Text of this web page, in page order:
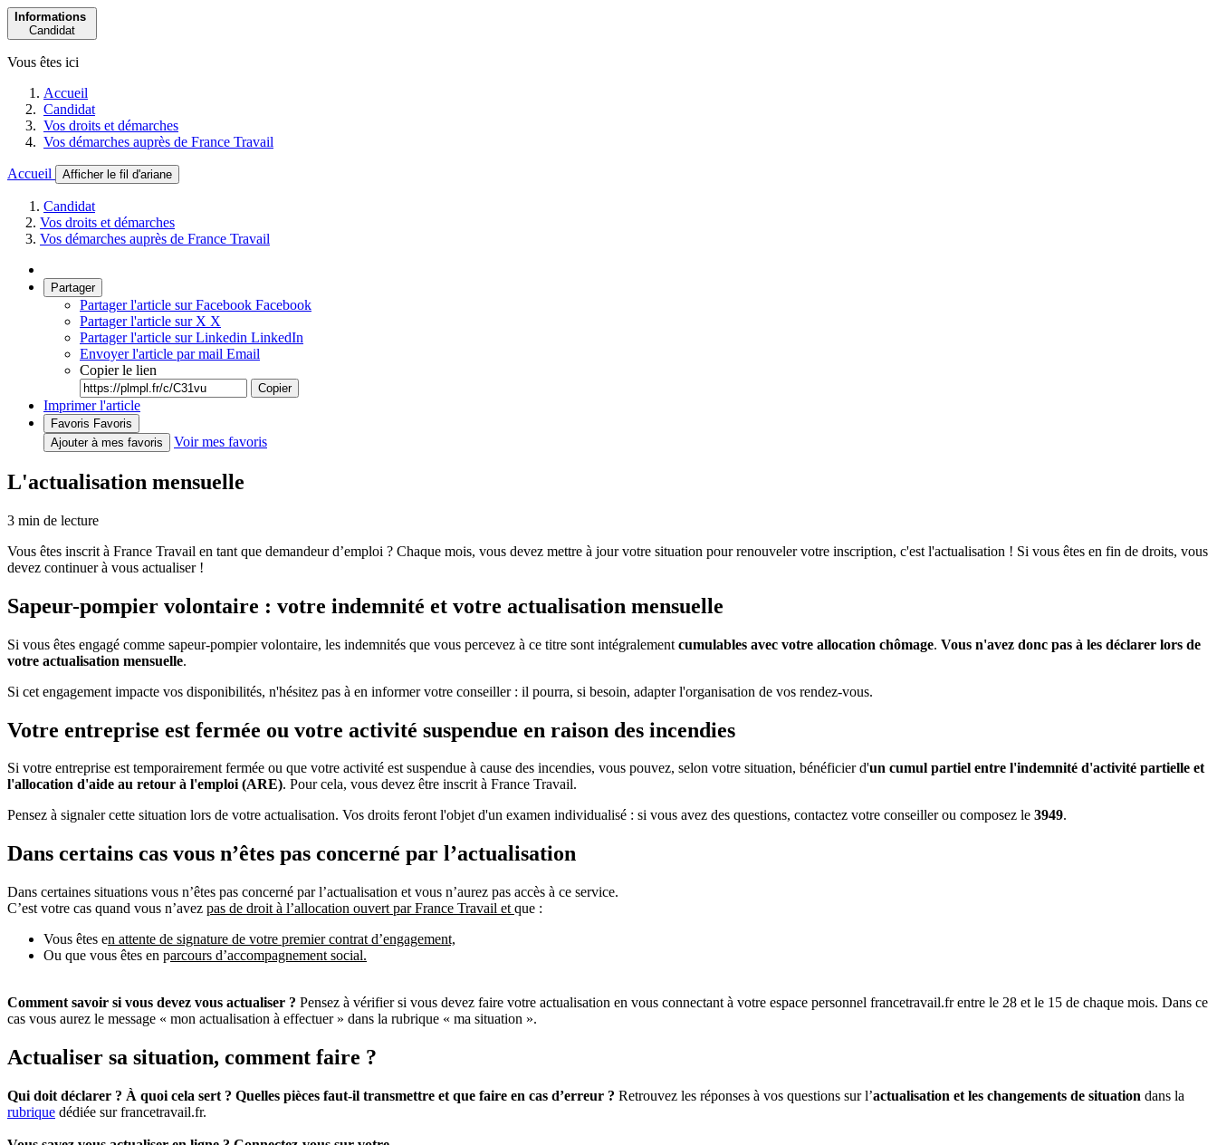
Informations
Candidat
Vous êtes ici
Accueil
Candidat
Vos droits et démarches
Vos démarches auprès de France Travail
Accueil Afficher le fil d'ariane
Candidat
Vos droits et démarches
Vos démarches auprès de France Travail
Partager
Partager l'article sur Facebook Facebook
Partager l'article sur X X
Partager l'article sur Linkedin LinkedIn
Envoyer l'article par mail Email
Copier le lien
Copier
Imprimer l'article
Favoris Favoris
Ajouter à mes favoris
Voir mes favoris
L'actualisation mensuelle
3 min de lecture
Vous êtes inscrit à France Travail en tant que demandeur d’emploi ? Chaque mois, vous devez mettre à jour votre situation pour renouveler votre inscription, c'est l'actualisation ! Si vous êtes en fin de droits, vous
devez continuer à vous actualiser !
Sapeur-pompier volontaire : votre indemnité et votre actualisation mensuelle
Si vous êtes engagé comme sapeur-pompier volontaire, les indemnités que vous percevez à ce titre sont intégralement cumulables avec votre allocation chômage. Vous n'avez donc pas à les déclarer lors de
votre actualisation mensuelle.
Si cet engagement impacte vos disponibilités, n'hésitez pas à en informer votre conseiller : il pourra, si besoin, adapter l'organisation de vos rendez-vous.
Votre entreprise est fermée ou votre activité suspendue en raison des incendies
Si votre entreprise est temporairement fermée ou que votre activité est suspendue à cause des incendies, vous pouvez, selon votre situation, bénéficier d'un cumul partiel entre l'indemnité d'activité partielle et
l'allocation d'aide au retour à l'emploi (ARE). Pour cela, vous devez être inscrit à France Travail.
Pensez à signaler cette situation lors de votre actualisation. Vos droits feront l'objet d'un examen individualisé : si vous avez des questions, contactez votre conseiller ou composez le 3949.
Dans certains cas vous n’êtes pas concerné par l’actualisation
Dans certaines situations vous n’êtes pas concerné par l’actualisation et vous n’aurez pas accès à ce service.
C’est votre cas quand vous n’avez pas de droit à l’allocation ouvert par France Travail et que :
Vous êtes en attente de signature de votre premier contrat d’engagement,
Ou que vous êtes en parcours d’accompagnement social.
Comment savoir si vous devez vous actualiser ? Pensez à vérifier si vous devez faire votre actualisation en vous connectant à votre espace personnel francetravail.fr entre le 28 et le 15 de chaque mois. Dans ce
cas vous aurez le message « mon actualisation à effectuer » dans la rubrique « ma situation ».
Actualiser sa situation, comment faire ?
Qui doit déclarer ? À quoi cela sert ? Quelles pièces faut-il transmettre et que faire en cas d’erreur ? Retrouvez les réponses à vos questions sur l’actualisation et les changements de situation dans la
rubrique dédiée sur francetravail.fr.